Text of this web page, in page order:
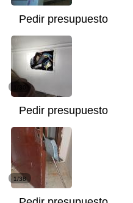
Pedir presupuesto
Pedir presupuesto
1/38